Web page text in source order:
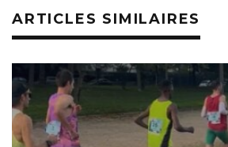
ARTICLES SIMILAIRES